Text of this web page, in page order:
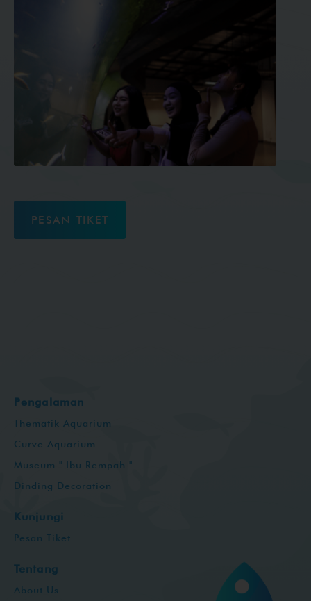
PESAN TIKET
Pengalaman
Thematik Aquarium
Curve Aquarium
Museum " Ibu Rempah "
Dinding Decoration
Kunjungi
Pesan Tiket
Tentang
About Us